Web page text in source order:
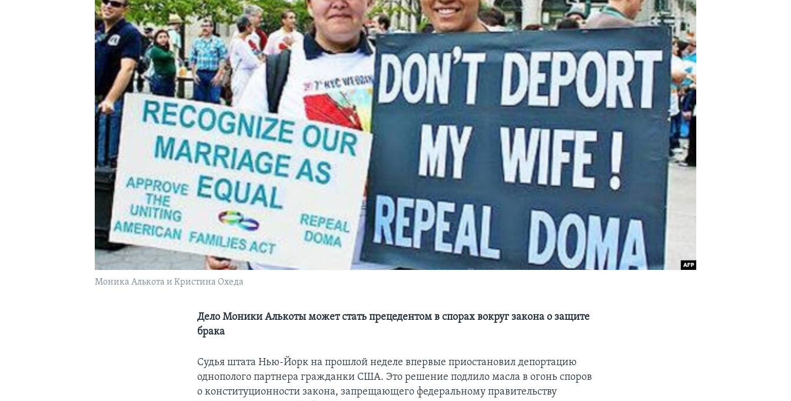
Моника Алькота и Кристина Охеда
Дело Моники Алькоты может стать прецедентом в спорах вокруг закона о защите
брака
Cудья штата Нью-Йорк на прошлой неделе впервые приостановил депортацию
однополого партнера гражданки США. Это решение подлило масла в огонь споров
о конституционности закона, запрещающего федеральному правительству